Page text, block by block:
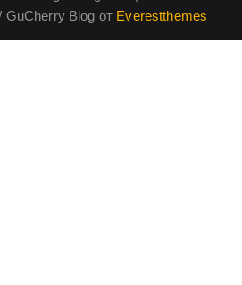
GuCherry Blog от Everestthemes